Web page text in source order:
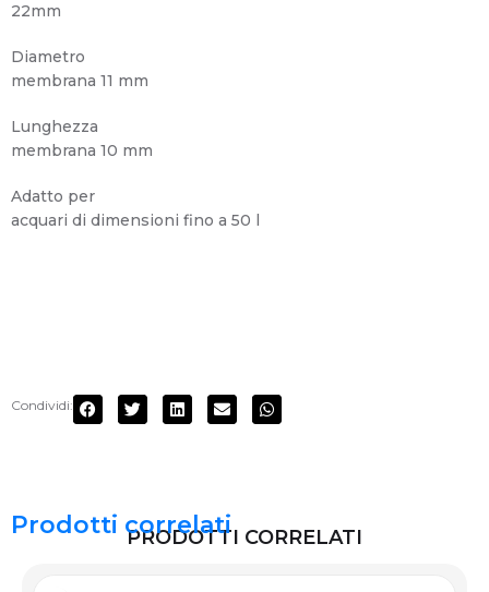
22mm
Diametro
membrana 11 mm
Lunghezza
membrana 10 mm
Adatto per
acquari di dimensioni fino a 50 l
Condividi:
PRODOTTI CORRELATI
Prodotti correlati